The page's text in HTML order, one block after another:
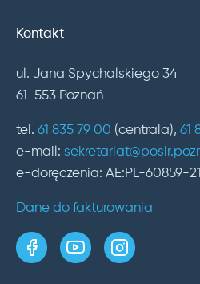
Kontakt
ul. Jana Spychalskiego 34
61-553 Poznań
tel. 61 835 79 00 (centrala), 61
e-mail:
e-doręczenia: AE:PL-60859-
Dane do fakturowania
strona w serwisie
kanał wprofil w